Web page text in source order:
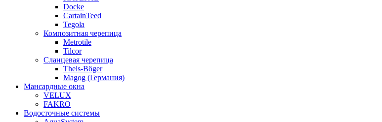
Docke
CartainTeed
Tegola
Композитная черепица
Metrotile
Tilcor
Сланцевая черепица
Theis-Böger
Magog (Германия)
Мансардные окна
VELUX
FAKRO
Водосточные системы